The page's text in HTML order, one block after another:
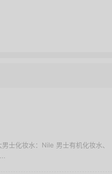
士化妆水：Nile 男士有机化妆水、